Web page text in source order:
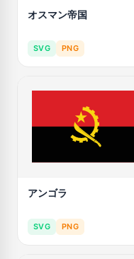
オスマン帝国
SVG PNG
アンゴラ
SVG PNG